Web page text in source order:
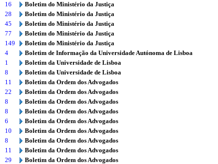
16
Boletim do Ministério da Justiça
28
Boletim do Ministério da Justiça
45
Boletim do Ministério da Justiça
77
Boletim do Ministério da Justiça
149
Boletim do Ministério da Justiça
4
Boletim de Informação da Universidade Autónoma de Lisboa
1
Boletim da Universidade de Lisboa
8
Boletim da Universidade de Lisboa
11
Boletim da Ordem dos Advogados
22
Boletim da Ordem dos Advogados
8
Boletim da Ordem dos Advogados
8
Boletim da Ordem dos Advogados
6
Boletim da Ordem dos Advogados
10
Boletim da Ordem dos Advogados
8
Boletim da Ordem dos Advogados
11
Boletim da Ordem dos Advogados
29
Boletim da Ordem dos Advogados